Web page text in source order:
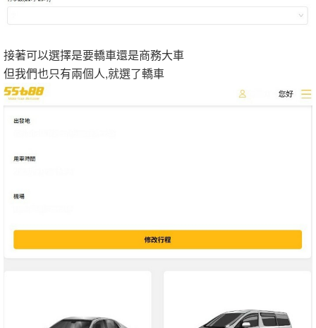
接著可以選擇是要轎車還是商務大車
但我們也只有兩個人,就選了轎車